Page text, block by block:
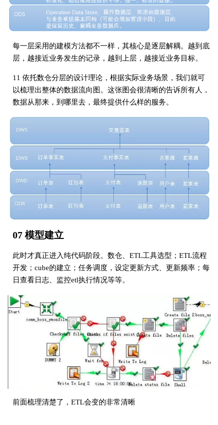
每一层采用的建模方法都不一样，其核心是逐层解耦。越到底
层，越接近业务发生的记录，越到上层，越接近业务目标。
11 依托数仓分层的设计理论，根据实际业务场景，我们就可
以梳理出整体的数据流向图。这张图会很清晰的告诉所有人，
数据从那来，到哪里去，最终提供什么样的服务。
07 模型建立
此时才真正进入纯代码阶段。数仓、ETL工具选型；ETL流程
开发；cube的建立；任务调度，设定更新方式、更新频率；每
日查看日志、监控etl执行情况等等。
前面梳理清楚了，ETL会变的非常清晰